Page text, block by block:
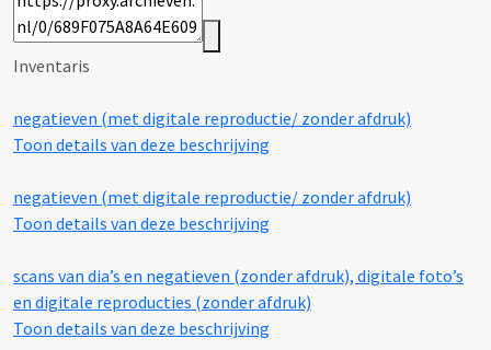
Inventaris
negatieven (met digitale reproductie/ zonder afdruk)
Toon details van deze beschrijving
negatieven (met digitale reproductie/ zonder afdruk)
Toon details van deze beschrijving
scans van dia’s en negatieven (zonder afdruk), digitale foto’s
en digitale reproducties (zonder afdruk)
Toon details van deze beschrijving